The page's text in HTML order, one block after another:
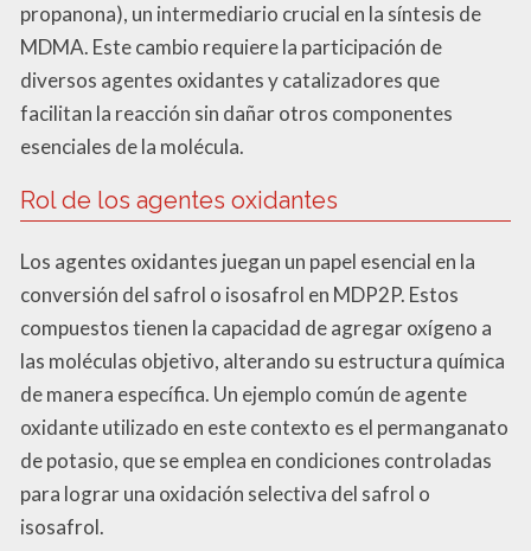
propanona), un intermediario crucial en la síntesis de
MDMA. Este cambio requiere la participación de
diversos agentes oxidantes y catalizadores que
facilitan la reacción sin dañar otros componentes
esenciales de la molécula.
Rol de los agentes oxidantes
Los agentes oxidantes juegan un papel esencial en la
conversión del safrol o isosafrol en MDP2P. Estos
compuestos tienen la capacidad de agregar oxígeno a
las moléculas objetivo, alterando su estructura química
de manera específica. Un ejemplo común de agente
oxidante utilizado en este contexto es el permanganato
de potasio, que se emplea en condiciones controladas
para lograr una oxidación selectiva del safrol o
isosafrol.